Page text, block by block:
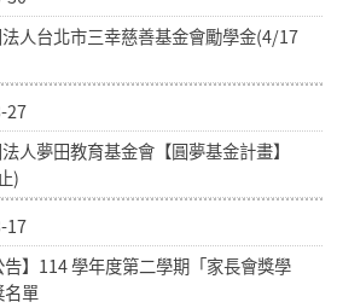
人台北市三幸慈善基金會勵學金(4/17
27
人夢田教育基金會【圓夢基金計畫】
)
17
告】114 學年度第二學期「家長會獎學
單